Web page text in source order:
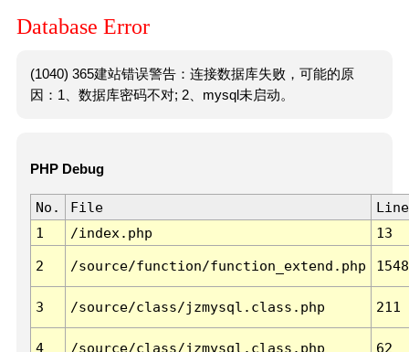
Database Error
(1040) 365建站错误警告：连接数据库失败，可能的原
因：1、数据库密码不对; 2、mysql未启动。
PHP Debug
No. File
Line
1
/index.php 13
2 /source/function/function_extend.php 1548
3 /source/class/jzmysql.class.php 211
4 /source/class/jzmysql.class.php 62